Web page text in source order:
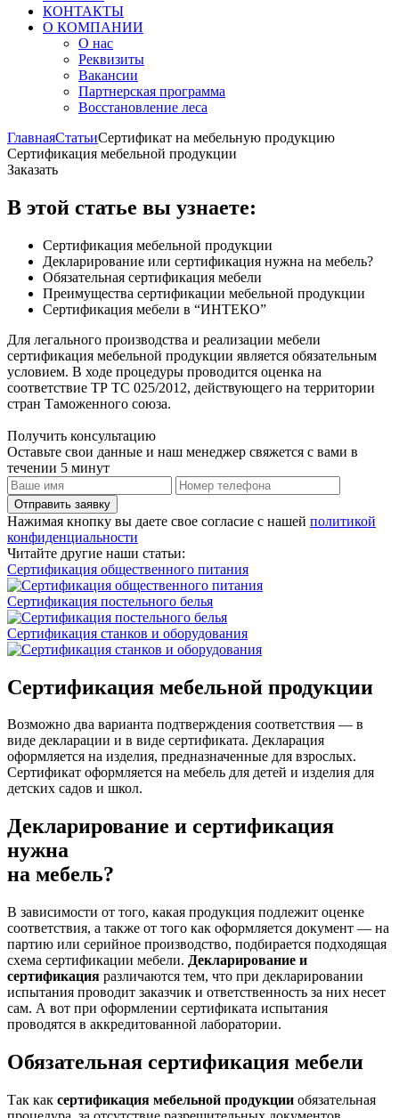
КОНТАКТЫ
О КОМПАНИИ
О нас
Реквизиты
Вакансии
Партнерская программа
Восстановление леса
ГлавнаяСтатьиСертификат на мебельную продукцию
Сертификация мебельной продукции
Заказать
В этой статье вы узнаете:
Сертификация мебельной продукции
Декларирование или сертификация нужна на мебель?
Обязательная сертификация мебели
Преимущества сертификации мебельной продукции
Сертификация мебели в “ИНТЕКО”
Для легального производства и реализации мебели
сертификация мебельной продукции является обязательным
условием. В ходе процедуры проводится оценка на
соответствие ТР ТС 025/2012, действующего на территории
стран Таможенного союза.
Получить консультацию
Оставьте свои данные и наш менеджер свяжется с вами в
течении 5 минут
Отправить заявку
Нажимая кнопку вы даете свое согласие с нашей политикой
конфиденциальности
Читайте другие наши статьи:
Сертификация общественного питания
Сертификация постельного белья
Сертификация станков и оборудования
Сертификация мебельной продукции
Возможно два варианта подтверждения соответствия — в
виде декларации и в виде сертификата. Декларация
оформляется на изделия, предназначенные для взрослых.
Сертификат оформляется на мебель для детей и изделия для
детских садов и школ.
Декларирование и сертификация
нужна
на мебель?
В зависимости от того, какая продукция подлежит оценке
соответствия, а также от того как оформляется документ — на
партию или серийное производство, подбирается подходящая
схема сертификации мебели. Декларирование и
сертификация различаются тем, что при декларировании
испытания проводит заказчик и ответственность за них несет
сам. А вот при оформлении сертификата испытания
проводятся в аккредитованной лаборатории.
Обязательная сертификация мебели
Так как сертификация мебельной продукции обязательная